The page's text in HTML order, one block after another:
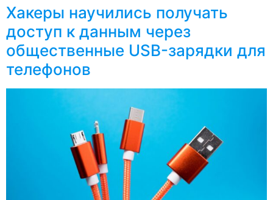
Хакеры научились получать
доступ к данным через
общественные USB-зарядки для
телефонов